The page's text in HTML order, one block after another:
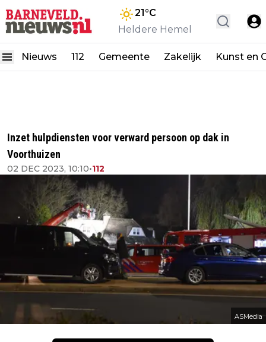
21°C
Heldere Hemel
Nieuws 112 Gemeente Zakelijk Kunst en
Inzet hulpdiensten voor verward persoon op dak in
Voorthuizen
02 DEC 2023, 10:10•112
ASMedia